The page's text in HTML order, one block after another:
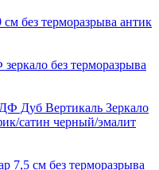
без терморазрыва антик
без терморазрыва
Дуб Вертикаль Зеркало
сатин черный/эмалит
7,5 см без терморазрыва